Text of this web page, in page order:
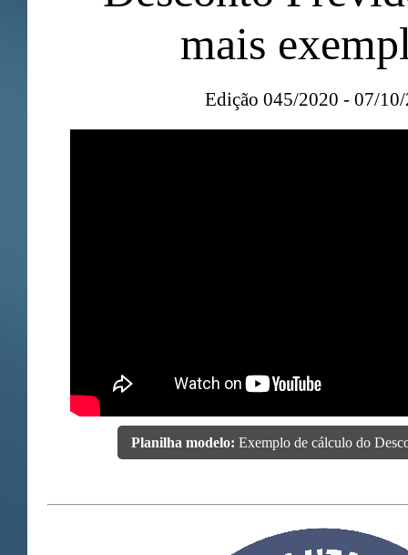
mais
Edição 045/2020 - 07/
Planilha modelo: Exemplo de cálculo do